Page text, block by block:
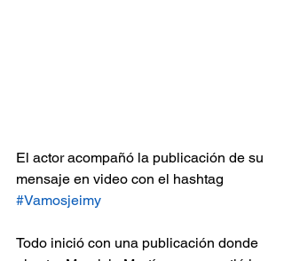
El actor acompañó la publicación de su
mensaje en video con el hashtag
#Vamosjeimy
Todo inició con una publicación donde